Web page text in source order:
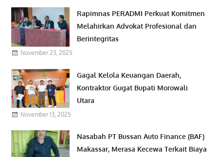
Rapimnas PERADMI Perkuat Komitmen
Melahirkan Advokat Profesional dan
Berintegritas
November 23, 2025
Gagal Kelola Keuangan Daerah,
Kontraktor Gugat Bupati Morowali
Utara
November 13, 2025
Nasabah PT Bussan Auto Finance (BAF)
Makassar, Merasa Kecewa Terkait Biaya